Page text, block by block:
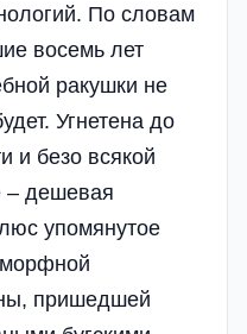
По словам
восемь лет
ракушки не
Угнетена до
и безо всякой
– дешевая
упомянутое
пришедшей